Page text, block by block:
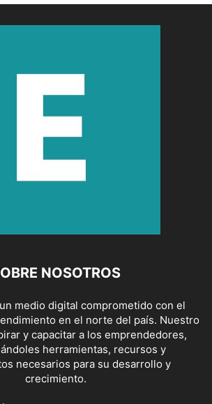
NOSOTROS
medio digital comprometido con el
en el norte del país. Nuestro
y capacitar a los emprendedores,
herramientas, recursos y
necesarios para su desarrollo y
crecimiento.